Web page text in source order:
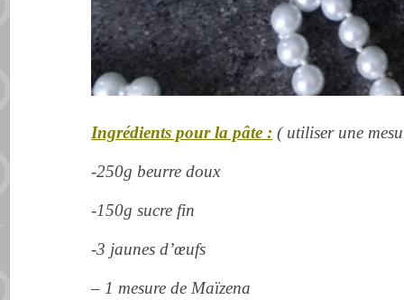
Ingrédients pour la pâte : ( utiliser une
-250g beurre doux
-150g sucre fin
-3 jaunes d’œufs
– 1 mesure de Maïzena